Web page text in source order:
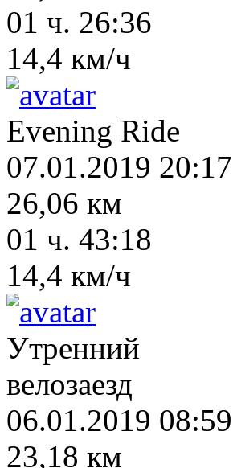
01 ч. 26:36
14,4 км/ч
Evening Ride
07.01.2019 20:17
26,06 км
01 ч. 43:18
14,4 км/ч
Утренний
велозаезд
06.01.2019 08:59
23,18 км